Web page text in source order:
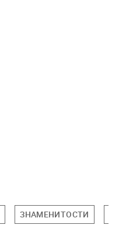
ЗНАМЕНИТОСТИ